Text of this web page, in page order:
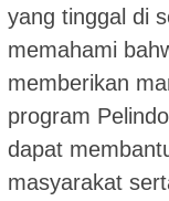
yang tinggal di
memahami
memberikan
program
dapat
masyarakat